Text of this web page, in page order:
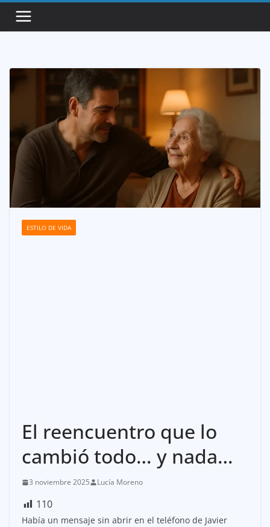
Saltar
ESTILO DE VIDA
El reencuentro que lo
cambió todo… y nada…
3 noviembre 2025 Lucía Moreno
110
Había un mensaje sin abrir en el teléfono de Javier